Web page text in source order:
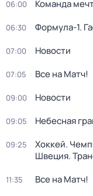
06:00 Команда
06:30 Формула-1.
07:00 Новости
07:05 Все на Матч!
09:00 Новости
09:05 Небесная
09:25
Хоккей.
Швеция.
11:35 Все на Матч!